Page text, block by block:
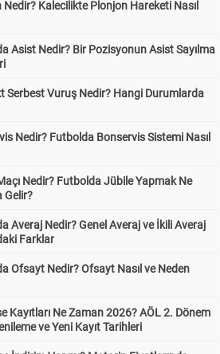
Nedir? Kalecilikte Plonjon Hareketi Nasıl
Asist Nedir? Bir Pozisyonun Asist Sayılma
Serbest Vuruş Nedir? Hangi Durumlarda
Nedir? Futbolda Bonservis Sistemi Nasıl
Nedir? Futbolda Jübile Yapmak Ne
Gelir?
Averaj Nedir? Genel Averaj ve İkili Averaj
Farklar
Ofsayt Nedir? Ofsayt Nasıl ve Neden
Kayıtları Ne Zaman 2026? AÖL 2. Dönem
ve Yeni Kayıt Tarihleri